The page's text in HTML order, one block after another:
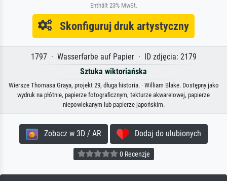
Enthält 23% MwSt.
Skonfiguruj druk artystyczny
1797 · Wasserfarbe auf Papier · ID zdjęcia: 2179
Sztuka wiktoriańska
Wiersze Thomasa Graya, projekt 29, długa historia. · William Blake. Dostępny jako
wydruk na płótnie, papierze fotograficznym, tekturze akwarelowej, papierze
niepowlekanym lub papierze japońskim.
Zobacz w 3D / AR Dodaj do ulubionych
0 Recenzje